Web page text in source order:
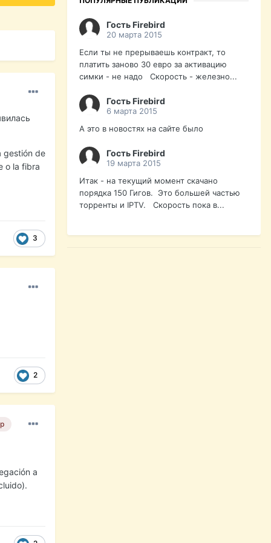
gestión de
o la fibra
3
2
a
Гость Firebird
20 марта 2015
Если ты не прерываешь контракт, то
платить заново 30 евро за активацию
симки - не надо Скорость - железно...
Гость Firebird
6 марта 2015
А это в новостях на сайте было
Гость Firebird
19 марта 2015
Итак - на текущий момент скачано
порядка 150 Гигов. Это большей частью
торренты и IPTV. Скорость пока в...